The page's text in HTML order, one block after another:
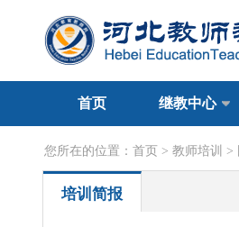
首页 继教中心
您所在的位置： 首页 > 教师培训 >
培训简报